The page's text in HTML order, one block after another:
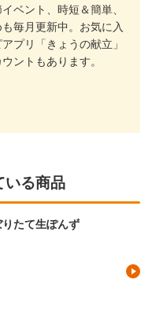
ベント、時短＆簡単、
毎月更新中。お気に入
プリ「きょうの献立」
ントもあります。
いる商品
しい無調整豆乳